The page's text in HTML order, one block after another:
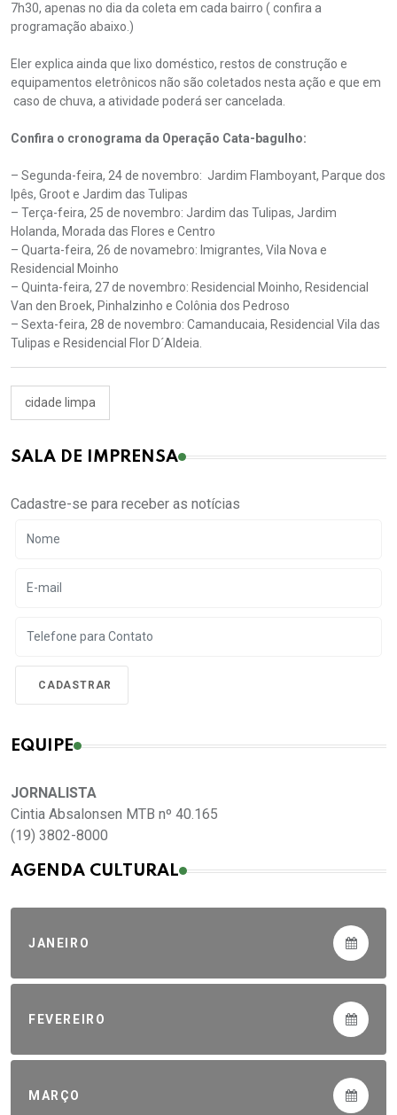
7h30, apenas no dia da coleta em cada bairro ( confira a
programação abaixo.)
Eler explica ainda que lixo doméstico, restos de construção e
equipamentos eletrônicos não são coletados nesta ação e que em
caso de chuva, a atividade poderá ser cancelada.
Confira o cronograma da Operação Cata-bagulho:
– Segunda-feira, 24 de novembro: Jardim Flamboyant, Parque dos
Ipês, Groot e Jardim das Tulipas
– Terça-feira, 25 de novembro: Jardim das Tulipas, Jardim
Holanda, Morada das Flores e Centro
– Quarta-feira, 26 de novamebro: Imigrantes, Vila Nova e
Residencial Moinho
– Quinta-feira, 27 de novembro: Residencial Moinho, Residencial
Van den Broek, Pinhalzinho e Colônia dos Pedroso
– Sexta-feira, 28 de novembro: Camanducaia, Residencial Vila das
Tulipas e Residencial Flor D´Aldeia.
cidade limpa
SALA DE IMPRENSA
Cadastre-se para receber as notícias
EQUIPE
JORNALISTA
Cintia Absalonsen MTB nº 40.165
(19) 3802-8000
AGENDA CULTURAL
JANEIRO
FEVEREIRO
MARÇO